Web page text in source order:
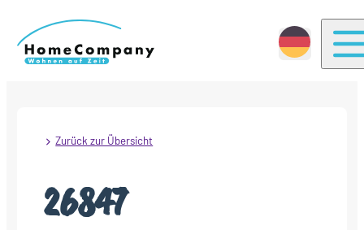
Zurück zur Übersicht
26847